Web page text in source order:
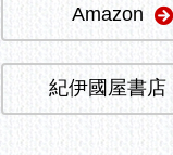
Amazon
紀伊國屋書店